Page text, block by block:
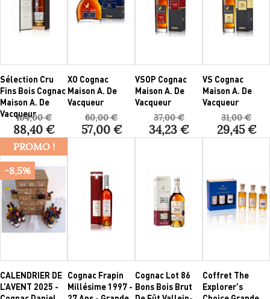
Sélection Cru
Fins Bois Cognac
Maison A. De
Vacqueur
104,00 €
88,40 €
XO Cognac
Maison A. De
Vacqueur
60,00 €
57,00 €
VSOP Cognac
Maison A. De
Vacqueur
37,00 €
34,23 €
VS Cognac
Maison A. De
Vacqueur
31,00 €
29,45 €
CALENDRIER DE
L’AVENT 2025 -
PROMO !
-8,5%
Cognac Frapin
Millésime 1997 -
Cognac Lot 86
Bons Bois Brut
Coffret The
Explorer's